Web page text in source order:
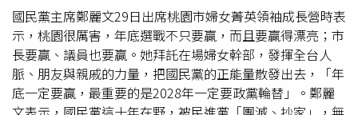
作。近來輝達（NVIDIA）創辦人暨執行長黃仁勳來台舉行
GTC Taipei主題演講，活動背板上的合作夥伴名單引發討
論，還有網友開玩笑表示，台灣科技業真正不能少的「最大
功臣」應該也要算上乖乖。廖清輝聽聞後也笑稱，這幾乎已
經變成台灣人的一種信仰。不過，若真要遵守這套「乖乖規
則」，廖清輝也提醒有幾個重點不能搞錯。首先一定要選綠
國民黨主席鄭麗文29日出席桃園市婦女菁英領袖成長營時表
示，桃園很厲害，年底選戰不只要贏，而且要贏得漂亮；市
長要贏、議員也要贏。她拜託在場婦女幹部，發揮全台人
脈、朋友與親戚的力量，把國民黨的正能量散發出去，「年
底一定要贏，最重要的是2028年一定要政黨輪替」。鄭麗